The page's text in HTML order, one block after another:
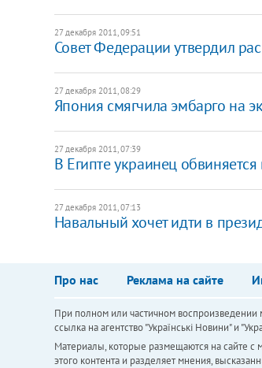
27 декабря 2011, 09:51
Совет Федерации утвердил
27 декабря 2011, 08:29
Япония смягчила эмбарго на
27 декабря 2011, 07:39
​В Египте украинец
27 декабря 2011, 07:13
​Навальный хочет идти в
Про нас Реклама на сайте
При полном или частичном воспроизведении
ссылка на агентство "Українськi Новини" и
Материалы, которые размещаются на сайте с
этого контента и разделяет мнения,